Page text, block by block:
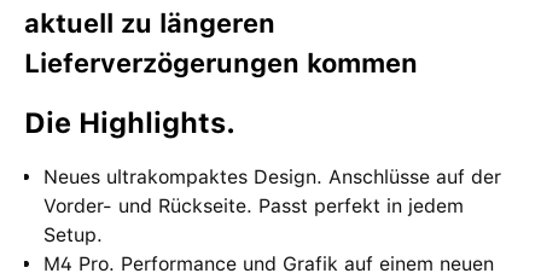
aktuell zu längeren
Lieferverzögerungen kommen
Die High­lights.
Neues ultrakompaktes Design. Anschlüsse auf der
Vorder- und Rück­seite. Passt perfekt in jedem
Setup.
M4 Pro. Performance und Grafik auf einem neuen